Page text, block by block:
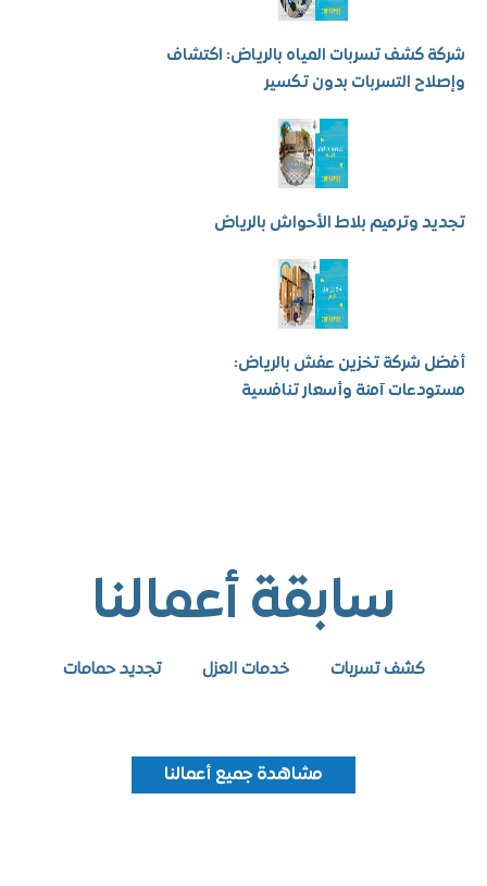
كشف تسربات المياه بالرياض: اكتشاف
التسربات بدون تكسير
وترميم بلاط الأحواش بالرياض
شركة تخزين عفش بالرياض:
آمنة وأسعار تنافسية
سابقة أعمالنا
كشف تسربات خدمات العزل تجديد حمامات
مشاهدة جميع أعمالنا